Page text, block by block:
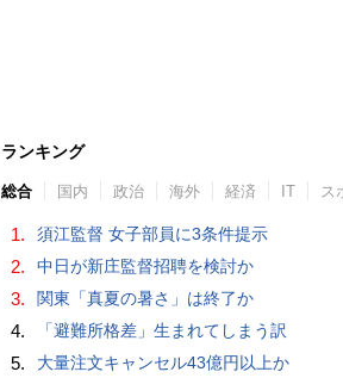
ランキング
総合 国内 政治 海外 経済 IT ス
1. 須江監督 女子部員に3条件提示
2. 中日が新庄監督招聘を検討か
3. 関東「真夏の暑さ」は終了か
4. 「避難所格差」生まれてしまう訳
5. 大量注文キャンセル43億円以上か